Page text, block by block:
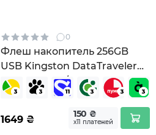
0
Флеш накопитель 256GB
USB Kingston DataTraveler
Kyson (DTKN/256GB)
1649 ₴ 150 ₴
х11 платежей